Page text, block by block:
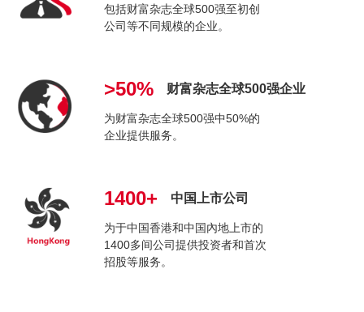
包括财富杂志全球500强至初创
公司等不同规模的企业。
>50% 财富杂志全球500强企业
为财富杂志全球500强中50%的
企业提供服务。
1400+ 中国上市公司
为于中国香港和中国內地上市的
1400多间公司提供投资者和首次
招股等服务。